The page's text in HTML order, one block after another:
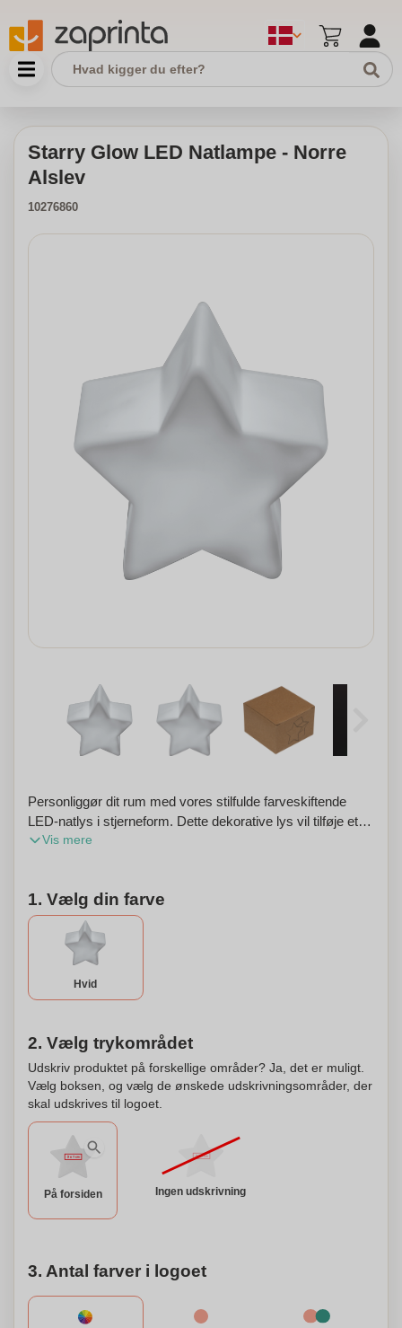
Starry Glow LED Natlampe - Norre
Alslev
10276860
Personliggør dit rum med vores stilfulde farveskiftende
LED-natlys i stjerneform. Dette dekorative lys vil tilføje et
strejf af magi til ethvert rum. Det, der gør os anderledes, er,
dit mærke med vores personaliserede LED-natlys!
Vis mere
1. Vælg din farve
Hvid
2. Vælg trykområdet
Udskriv produktet på forskellige områder? Ja, det er muligt.
Vælg boksen, og vælg de ønskede udskrivningsområder, der
skal udskrives til logoet.
På forsiden Ingen udskrivning
3. Antal farver i logoet